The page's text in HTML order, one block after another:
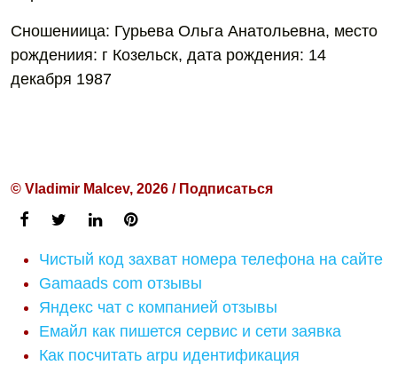
Сношениица: Гурьева Ольга Анатольевна, место
рождениия: г Козельск, дата рождения: 14
декабря 1987
© Vladimir Malcev, 2026 / Подписаться
Чистый код захват номера телефона на сайте
Gamaads com отзывы
Яндекс чат с компанией отзывы
Емайл как пишется сервис и сети заявка
Как посчитать arpu идентификация